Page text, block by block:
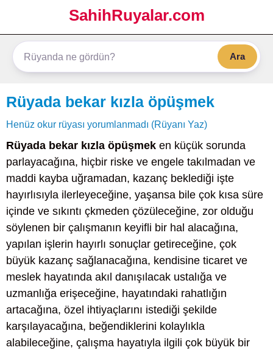
SahihRuyalar.com
Ara
Rüyada bekar kızla öpüşmek
Henüz okur rüyası yorumlanmadı (Rüyanı Yaz)
Rüyada bekar kızla öpüşmek en küçük sorunda
parlayacağına, hiçbir riske ve engele takılmadan ve
maddi kayba uğramadan, kazanç beklediği işte
hayırlısıyla ilerleyeceğine, yaşansa bile çok kısa süre
içinde ve sıkıntı çkmeden çözüleceğine, zor olduğu
söylenen bir çalışmanın keyifli bir hal alacağına,
yapılan işlerin hayırlı sonuçlar getireceğine, çok
büyük kazanç sağlanacağına, kendisine ticaret ve
meslek hayatında akıl danışılacak ustalığa ve
uzmanlığa erişeceğine, hayatındaki rahatlığın
artacağına, özel ihtiyaçlarını istediği şekilde
karşılayacağına, beğendiklerini kolaylıkla
alabileceğine, çalışma hayatıyla ilgili çok büyük bir